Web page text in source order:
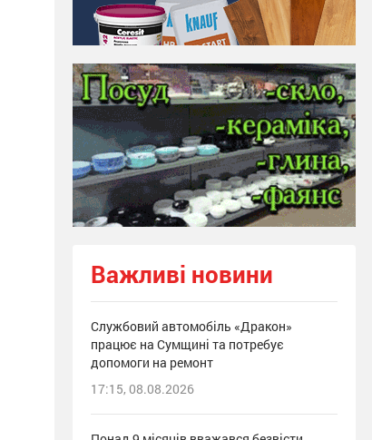
Важливі новини
Службовий автомобіль «Дракон»
працює на Сумщині та потребує
допомоги на ремонт
17:15, 08.08.2026